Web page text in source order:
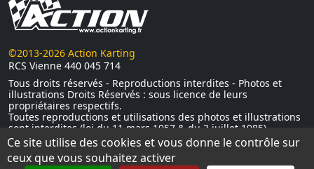
Ce site utilise des cookies et vous donne le contrôle sur
ceux que vous souhaitez activer
©2013-2026 Action Karting
RCS Vienne 440 045 714
Tous droits réservés - Reproductions interdites - Photos et
illustrations Droits Réservés : sous licence de leurs
propriétaires respectifs.
Toutes reproductions et utilisations des photos et illustrations
sont interdites (loi du 11 mars 1957 & du 3 juillet 1985)